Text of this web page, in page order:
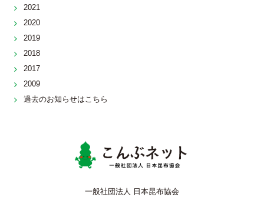
2021
2020
2019
2018
2017
2009
過去のお知らせはこちら
一般社団法人 日本昆布協会